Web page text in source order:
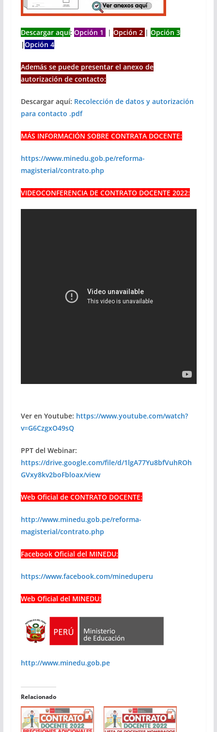
Descargar aquí: Opción 1 | Opción 2 | Opción 3
|Opción 4
Además se puede presentar el anexo de
autorización de contacto:
Descargar aquí: Recolección de datos y autorización
para contacto .pdf
MÁS INFORMACIÓN SOBRE CONTRATA DOCENTE:
https://www.minedu.gob.pe/reforma-
magisterial/contrato.php
VIDEOCONFERENCIA DE CONTRATO DOCENTE 2022:
Ver en Youtube: https://www.youtube.com/watch?
v=G6CzgxO49sQ
PPT del Webinar:
https://drive.google.com/file/d/1lgA77Yu8bfVuhROh
GVxy8kv2boFbloax/view
Web Oficial de CONTRATO DOCENTE:
http://www.minedu.gob.pe/reforma-
magisterial/contrato.php
Facebook Oficial del MINEDU:
https://www.facebook.com/mineduperu
Web Oficial del MINEDU:
http://www.minedu.gob.pe
Relacionado